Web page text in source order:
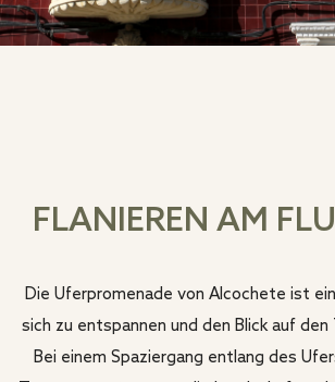
FLANIEREN AM
Die Uferpromenade von Alcochete ist
sich zu entspannen und den Blick auf
Bei einem Spaziergang entlang des